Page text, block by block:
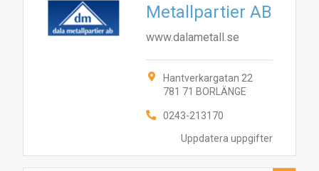
Uppdatera uppgifter
Metallpartier AB
www.dalametall.se
Hantverkargatan 22
781 71 BORLÄNGE
0243-213170